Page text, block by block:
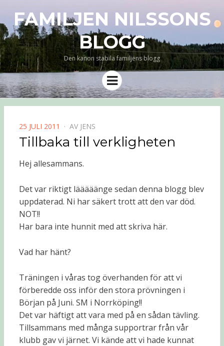
FAMILJEN NILSSONS
BLOGG
Den kanon stabila familjens blogg
Meny
PUBLICERAD
DEN
25 JULI 2011 AV JENS
Tillbaka till verkligheten
Hej allesammans.
Det var riktigt lääääänge sedan denna blogg blev
uppdaterad. Ni har säkert trott att den var död.
NOT!!
Har bara inte hunnit med att skriva här.
Vad har hänt?
Träningen i våras tog överhanden för att vi
förberedde oss inför den stora prövningen i
Början på Juni. SM i Norrköping!!
Det var häftigt att vara med på en sådan tävling.
Tillsammans med många supportrar från vår
klubb gav vi järnet. Vi kände att vi hade kunnat